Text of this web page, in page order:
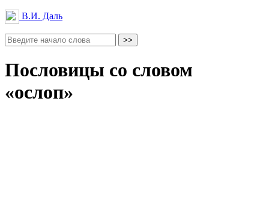
В.И. Даль
Пословицы со словом
«ослоп»